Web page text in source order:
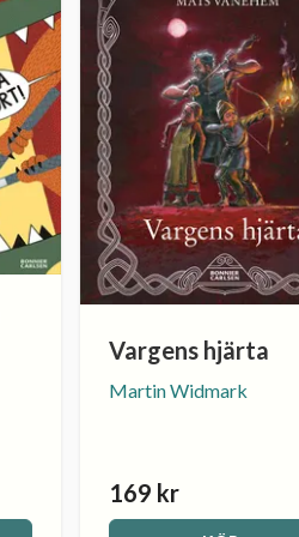
Vargens hjärta
Martin Widmark
169 kr